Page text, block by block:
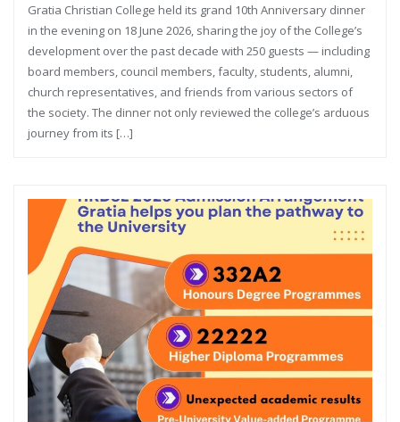
Gratia Christian College held its grand 10th Anniversary dinner
in the evening on 18 June 2026, sharing the joy of the College’s
development over the past decade with 250 guests — including
board members, council members, faculty, students, alumni,
church representatives, and friends from various sectors of
the society. The dinner not only reviewed the college’s arduous
journey from its […]